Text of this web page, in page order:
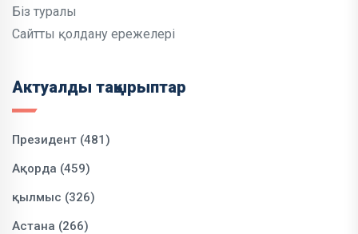
Біз туралы
Сайтты қолдану ережелері
Актуалды тақырыптар
Президент (481)
Ақорда (459)
қылмыс (326)
Астана (266)